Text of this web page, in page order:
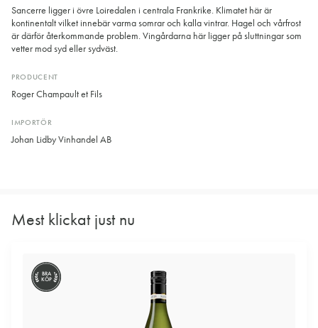
Sancerre ligger i övre Loiredalen i centrala Frankrike. Klimatet här är
kontinentalt vilket innebär varma somrar och kalla vintrar. Hagel och vårfrost
är därför återkommande problem. Vingårdarna här ligger på sluttningar som
vetter mod syd eller sydväst.
PRODUCENT
Roger Champault et Fils
IMPORTÖR
Johan Lidby Vinhandel AB
Mest klickat just nu
BRA
KÖP